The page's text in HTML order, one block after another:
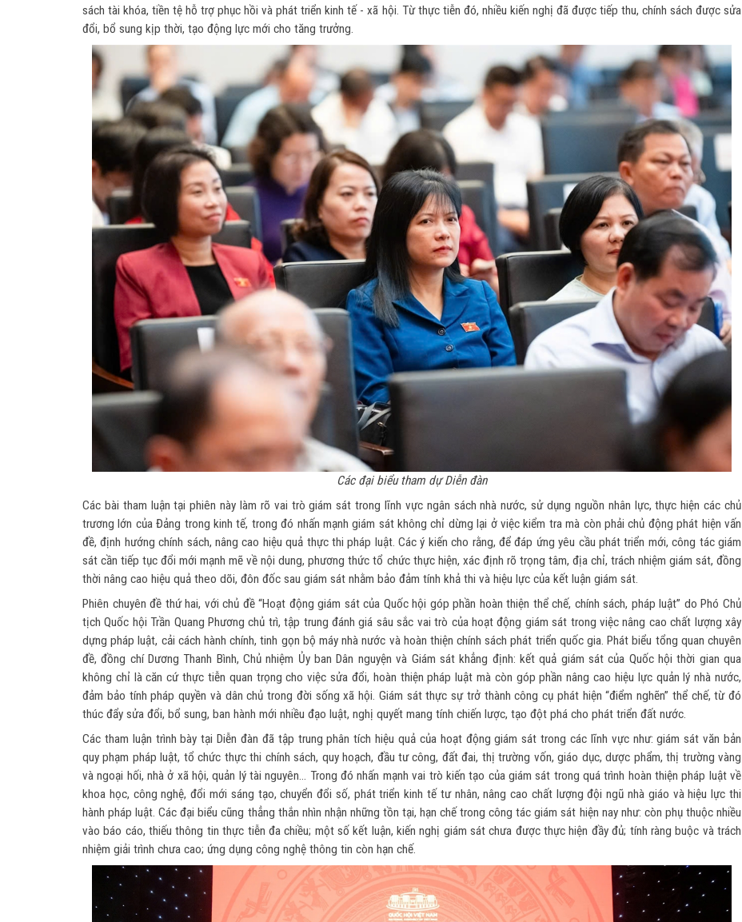
sách tài khóa, tiền tệ hỗ trợ phục hồi và phát triển kinh tế - xã hội. Từ thực tiễn đó, nhiều kiến nghị đã được tiếp thu, chính sách được sửa
đổi, bổ sung kịp thời, tạo động lực mới cho tăng trưởng.
Các đại biểu tham dự Diễn đàn
Các bài tham luận tại phiên này làm rõ vai trò giám sát trong lĩnh vực ngân sách nhà nước, sử dụng nguồn nhân lực, thực hiện các chủ
trương lớn của Đảng trong kinh tế, trong đó nhấn mạnh giám sát không chỉ dừng lại ở việc kiểm tra mà còn phải chủ động phát hiện vấn
đề, định hướng chính sách, nâng cao hiệu quả thực thi pháp luật. Các ý kiến cho rằng, để đáp ứng yêu cầu phát triển mới, công tác giám
sát cần tiếp tục đổi mới mạnh mẽ về nội dung, phương thức tổ chức thực hiện, xác định rõ trọng tâm, địa chỉ, trách nhiệm giám sát, đồng
thời nâng cao hiệu quả theo dõi, đôn đốc sau giám sát nhằm bảo đảm tính khả thi và hiệu lực của kết luận giám sát.
Phiên chuyên đề thứ hai, với chủ đề “Hoạt động giám sát của Quốc hội góp phần hoàn thiện thể chế, chính sách, pháp luật” do Phó Chủ
tịch Quốc hội Trần Quang Phương chủ trì, tập trung đánh giá sâu sắc vai trò của hoạt động giám sát trong việc nâng cao chất lượng xây
dựng pháp luật, cải cách hành chính, tinh gọn bộ máy nhà nước và hoàn thiện chính sách phát triển quốc gia. Phát biểu tổng quan chuyên
đề, đồng chí Dương Thanh Bình, Chủ nhiệm Ủy ban Dân nguyện và Giám sát khẳng định: kết quả giám sát của Quốc hội thời gian qua
không chỉ là căn cứ thực tiễn quan trọng cho việc sửa đổi, hoàn thiện pháp luật mà còn góp phần nâng cao hiệu lực quản lý nhà nước,
đảm bảo tính pháp quyền và dân chủ trong đời sống xã hội. Giám sát thực sự trở thành công cụ phát hiện “điểm nghẽn” thể chế, từ đó
thúc đẩy sửa đổi, bổ sung, ban hành mới nhiều đạo luật, nghị quyết mang tính chiến lược, tạo đột phá cho phát triển đất nước.
Các tham luận trình bày tại Diễn đàn đã tập trung phân tích hiệu quả của hoạt động giám sát trong các lĩnh vực như: giám sát văn bản
quy phạm pháp luật, tổ chức thực thi chính sách, quy hoạch, đầu tư công, đất đai, thị trường vốn, giáo dục, dược phẩm, thị trường vàng
và ngoại hối, nhà ở xã hội, quản lý tài nguyên... Trong đó nhấn mạnh vai trò kiến tạo của giám sát trong quá trình hoàn thiện pháp luật về
khoa học, công nghệ, đổi mới sáng tạo, chuyển đổi số, phát triển kinh tế tư nhân, nâng cao chất lượng đội ngũ nhà giáo và hiệu lực thi
hành pháp luật. Các đại biểu cũng thẳng thắn nhìn nhận những tồn tại, hạn chế trong công tác giám sát hiện nay như: còn phụ thuộc nhiều
vào báo cáo, thiếu thông tin thực tiễn đa chiều; một số kết luận, kiến nghị giám sát chưa được thực hiện đầy đủ; tính ràng buộc và trách
nhiệm giải trình chưa cao; ứng dụng công nghệ thông tin còn hạn chế.